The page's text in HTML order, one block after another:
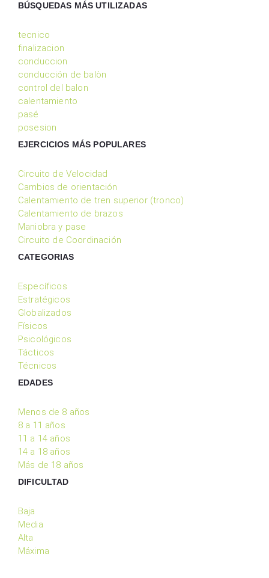
BÚSQUEDAS MÁS UTILIZADAS
tecnico
finalizacion
conduccion
conducción de balòn
control del balon
calentamiento
pasé
posesion
EJERCICIOS MÁS POPULARES
Circuito de Velocidad
Cambios de orientación
Calentamiento de tren superior (tronco)
Calentamiento de brazos
Maniobra y pase
Circuito de Coordinación
CATEGORIAS
Específicos
Estratégicos
Globalizados
Físicos
Psicológicos
Tácticos
Técnicos
EDADES
Menos de 8 años
8 a 11 años
11 a 14 años
14 a 18 años
Más de 18 años
DIFICULTAD
Baja
Media
Alta
Máxima